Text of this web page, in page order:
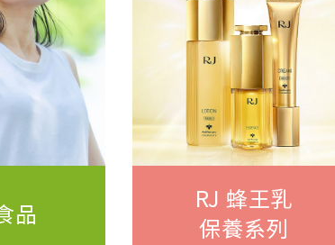
品
RJ 蜂王乳
保養系列